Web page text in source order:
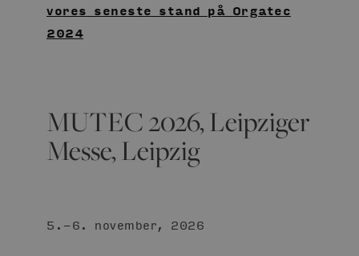
vores seneste stand på Orgatec
2024
MUTEC 2026, Leipziger
Messe, Leipzig
5.-6. november, 2026